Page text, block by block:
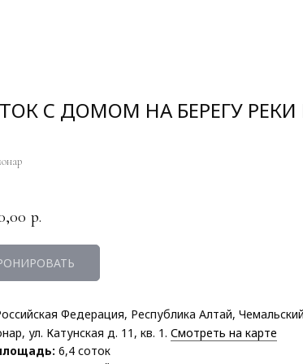
С ДОМОМ НА БЕРЕГУ РЕКИ
р.
Федерация, Республика Алтай,
ул. Катунская д. 11, кв. 1. Смотреть на карте
6,4 соток